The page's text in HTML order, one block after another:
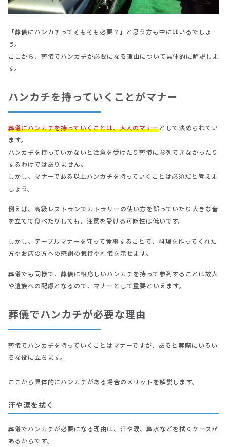
「葬儀にハンカチってそもそも必要？」と思う方も中にはいるでしょ
う。
ここから、葬儀でハンカチが必要になる理由について具体的に解説しま
す。
ハンカチを持っていくことがマナー
葬儀にハンカチを持っていくことは、大人のマナーとして決められてい
ます。
ハンカチを持っていかないと注意を受けたり葬儀に参列できなかったり
するわけではありません。
しかし、マナーである以上ハンカチを持っていくことは必須だと考えま
しょう。
例えば、高級レストランでカトラリーの使い方を誤っていたり大きな音
を立てて食べたりしても、注意を受ける可能性は低いです。
しかし、テーブルマナーを守って食事することで、料理を作ってくれた
方やお店の方への感謝の気持や礼儀を示せます。
葬儀でも同様で、葬儀に相応しいハンカチを持って参列することは故人
や遺族への配慮となるので、マナーとして重要といえます。
葬儀でハンカチが必要な理由
葬儀でハンカチを持っていくことはマナーですが、あると実際にいろい
ろな役に立ちます。
ここから具体的にハンカチがある場合のメリットを解説します。
汗や涙を拭く
葬儀でハンカチが必要になる理由は、汗や涙、鼻水などを拭くケースが
あるからです。